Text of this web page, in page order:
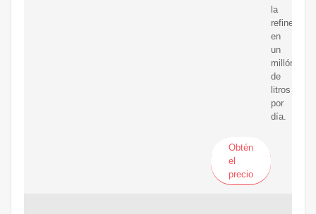
la
refinería
en
un
millón
de
litros
por
día.
Obtén
el
precio